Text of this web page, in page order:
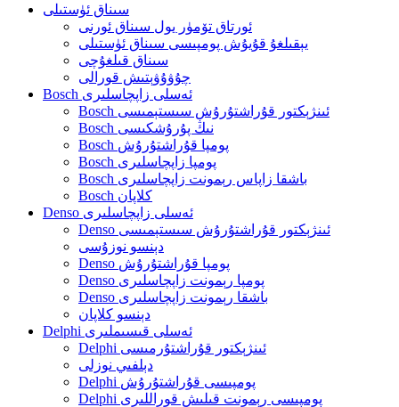
سىناق ئۈستىلى
ئورتاق تۆمۈر يول سىناق ئورنى
يېقىلغۇ قۇيۇش پومپىسى سىناق ئۈستىلى
سىناق قىلغۇچى
چۇۋۇۋېتىش قورالى
Bosch ئەسلى زاپچاسلىرى
Bosch ئىنژېكتور قۇراشتۇرۇش سىستېمىسى
Bosch نىڭ پۇرۇشكىسى
Bosch پومپا قۇراشتۇرۇش
Bosch پومپا زاپچاسلىرى
Bosch باشقا زاپاس رېمونت زاپچاسلىرى
Bosch كلاپان
Denso ئەسلى زاپچاسلىرى
Denso ئىنژېكتور قۇراشتۇرۇش سىستېمىسى
دېنسو نوزۇسى
Denso پومپا قۇراشتۇرۇش
Denso پومپا رېمونت زاپچاسلىرى
Denso باشقا رېمونت زاپچاسلىرى
دېنسو كلاپان
Delphi ئەسلى قىسىملىرى
Delphi ئىنژېكتور قۇراشتۇرمىسى
دېلفىي نوزلى
Delphi پومپىسى قۇراشتۇرۇش
Delphi پومپىسى رېمونت قىلىش قوراللىرى